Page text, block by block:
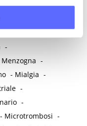
-
-
Menzogna -
- Mialgia -
-
-
- Microtrombosi -